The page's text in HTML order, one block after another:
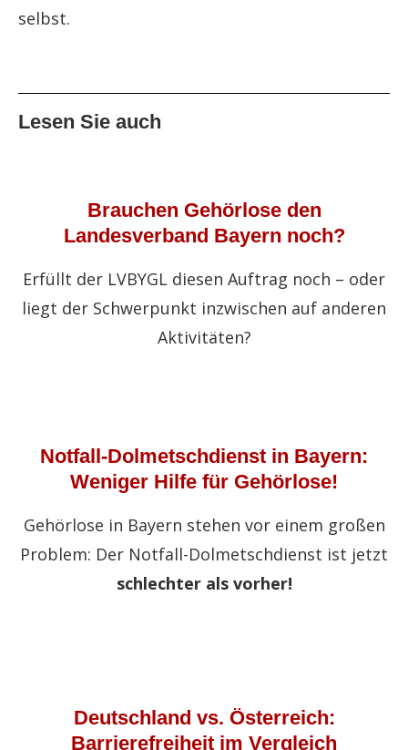
selbst.
Lesen Sie auch
Brauchen Gehörlose den
Landesverband Bayern noch?
Erfüllt der LVBYGL diesen Auftrag noch – oder
liegt der Schwerpunkt inzwischen auf anderen
Aktivitäten?
Notfall-Dolmetschdienst in Bayern:
Weniger Hilfe für Gehörlose!
Gehörlose in Bayern stehen vor einem großen
Problem: Der Notfall-Dolmetschdienst ist jetzt
schlechter als vorher!
Deutschland vs. Österreich:
Barrierefreiheit im Vergleich